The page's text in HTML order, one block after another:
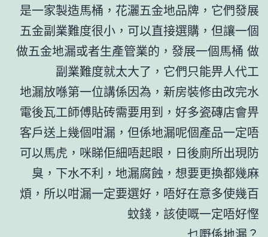
是一家製造馬桶，花灑五金地品牌，它們發展
五金副業難度很小，可以直接選購，但讓一個
做五金地漏或者生產管業的，發展一個馬桶 做
副業難度就太大了，它們只能畀人代工
地漏放喺第一位講係因為，新房裝修由改完水
電後瓦工師傅貼砖需要用到，好多瓷磚店會畀
客戶送上幾個咁漏，但係地漏呢個產品一定唔
可以馬虎，咪睇佢細唔起眼，日後廁所出現防
臭，下水不利，地漏腐蝕，想要更換都幾麻
煩，所以咁漏一定要選好，唔好在意多使幾百
蚊錢，該使嘅一定唔好慳
乜嘢係地漏？